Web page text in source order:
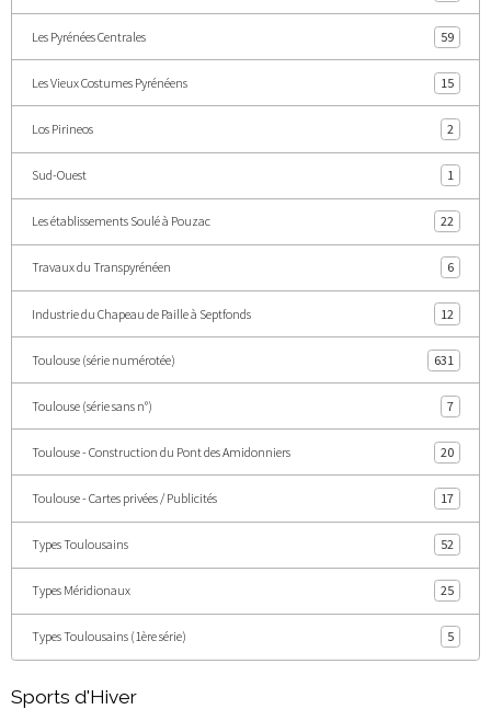
Les Pyrénées Centrales 59
Les Vieux Costumes Pyrénéens 15
Los Pirineos 2
Sud-Ouest 1
Les établissements Soulé à Pouzac 22
Travaux du Transpyrénéen 6
Industrie du Chapeau de Paille à Septfonds 12
Toulouse (série numérotée) 631
Toulouse (série sans n°) 7
Toulouse - Construction du Pont des Amidonniers 20
Toulouse - Cartes privées / Publicités 17
Types Toulousains 52
Types Méridionaux 25
Types Toulousains (1ère série) 5
Sports d'Hiver